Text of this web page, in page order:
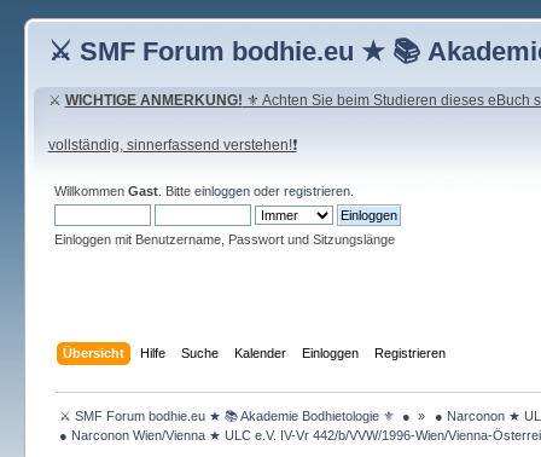
⚔ SMF Forum bodhie.eu ★ 📚
⚔ WICHTIGE ANMERKUNG! ⚜ Achten Sie beim Studieren dieses eBuch
vollständig, sinnerfassend verstehen!❗
Willkommen Gast. Bitte einloggenoder registrieren.
Einloggen mit Benutzername, Passwort und Sitzungslänge
Übersicht Hilfe Suche Kalender Einloggen Registrieren
⚔ SMF Forum bodhie.eu ★ 📚 Akademie Bodhietologie ⚜  ● »
● Narconon ★
● Narconon Wien/Vienna ★ ULC e.V. IV-Vr 442/b/VVW/1996-Wien/Vienna-